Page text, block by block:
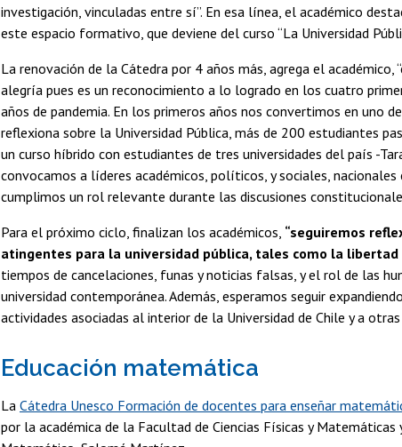
investigación, vinculadas entre sí”. En esa línea, el académico
este espacio formativo, que deviene del curso “La Universidad
La renovación de la Cátedra por 4 años más, agrega el académico,
alegría pues es un reconocimiento a lo logrado en los cuatro
años de pandemia. En los primeros años nos convertimos en uno
reflexiona sobre la Universidad Pública, más de 200 estudiantes
un curso híbrido con estudiantes de tres universidades del país -
convocamos a líderes académicos, políticos, y sociales, nacionales
cumplimos un rol relevante durante las discusiones
Para el próximo ciclo, finalizan los académicos, “seguiremos
atingentes para la universidad pública, tales como la
tiempos de cancelaciones, funas y noticias falsas, y el rol de las
universidad contemporánea. Además, esperamos seguir
actividades asociadas al interior de la Universidad de Chile y a
Educación matemática
La Cátedra Unesco Formación de docentes para enseñar
por la académica de la Facultad de Ciencias Físicas y